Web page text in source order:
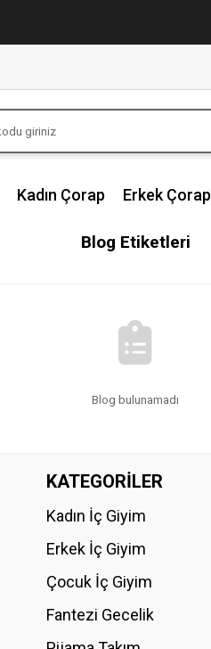
Kadın Çorap Erkek Çorap
Blog Etiketleri
Blog bulunamadı
KATEGORİLER
Kadın İç Giyim
Erkek İç Giyim
Çocuk İç Giyim
Fantezi Gecelik